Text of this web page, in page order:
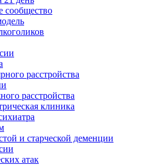
сообщество
расстройства
расстройства
клиника
и старческой деменции
атак